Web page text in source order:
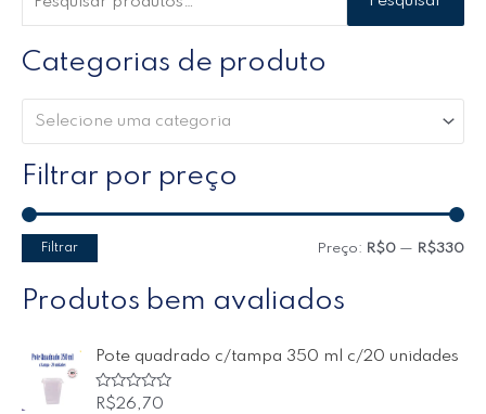
Categorias de produto
Selecione uma categoria
Filtrar por preço
Filtrar Preço: R$0 — R$330
Produtos bem avaliados
Pote quadrado c/tampa 350 ml c/20 unidades
AR$26,70